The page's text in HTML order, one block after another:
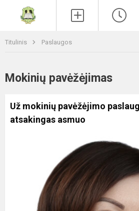
Titulinis Paslaugos
Mokinių pavėžėjimas
Už mokinių pavėžėjimo
atsakingas asmuo